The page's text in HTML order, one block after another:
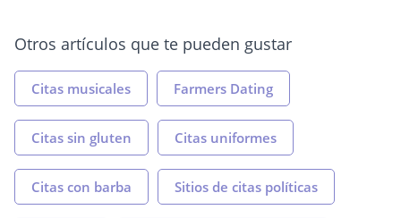
Otros artículos que te pueden gustar
Citas musicales Farmers Dating
Citas sin gluten Citas uniformes
Citas con barba Sitios de citas políticas